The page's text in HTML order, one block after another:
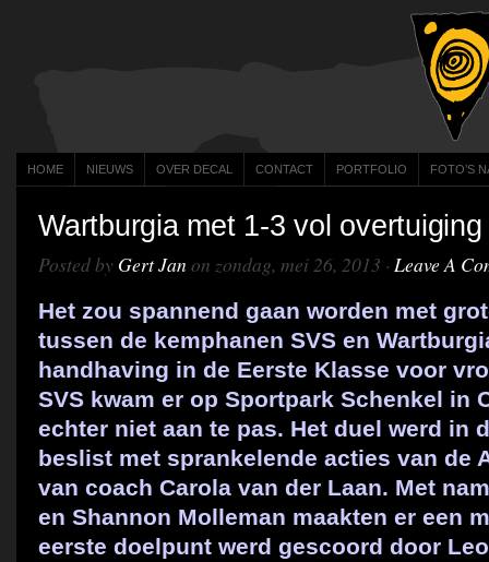
HOME NIEUWS OVER DECAL CONTACT PORTFOLIO FOTO’S
Wartburgia met 1-3 vol
Posted by Gert Jan on zondag, mei 26, 2013 · Leave A
Het zou spannend gaan worden met
tussen de kemphanen SVS en
handhaving in de Eerste Klasse voor
SVS kwam er op Sportpark Schenkel in
echter niet aan te pas. Het duel werd in
beslist met sprankelende acties van de
van coach Carola van der Laan. Met
en Shannon Molleman maakten er een
eerste doelpunt werd gescoord door